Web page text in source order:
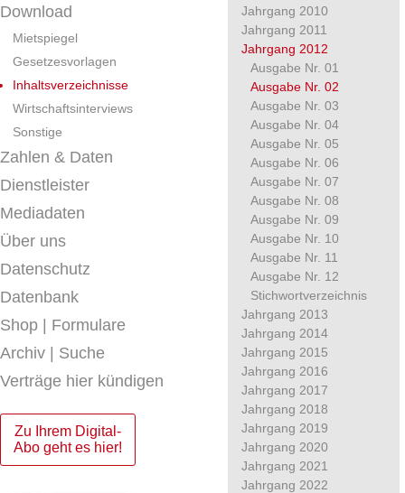
Download
Mietspiegel
Gesetzesvorlagen
Inhaltsverzeichnisse
Wirtschaftsinterviews
Sonstige
Zahlen & Daten
Dienstleister
Mediadaten
Über uns
Datenschutz
Datenbank
Shop | Formulare
Archiv | Suche
Verträge hier kündigen
Zu Ihrem Digital-
Abo geht es hier!
Jahrgang 2010
Jahrgang 2011
Jahrgang 2012
Ausgabe Nr. 01
Ausgabe Nr. 02
Ausgabe Nr. 03
Ausgabe Nr. 04
Ausgabe Nr. 05
Ausgabe Nr. 06
Ausgabe Nr. 07
Ausgabe Nr. 08
Ausgabe Nr. 09
Ausgabe Nr. 10
Ausgabe Nr. 11
Ausgabe Nr. 12
Stichwortverzeichnis
Jahrgang 2013
Jahrgang 2014
Jahrgang 2015
Jahrgang 2016
Jahrgang 2017
Jahrgang 2018
Jahrgang 2019
Jahrgang 2020
Jahrgang 2021
Jahrgang 2022